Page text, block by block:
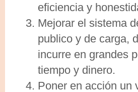
eficiencia y
Mejorar el sistema
publico y de carga,
incurre en grandes
tiempo y dinero.
Poner en acción un